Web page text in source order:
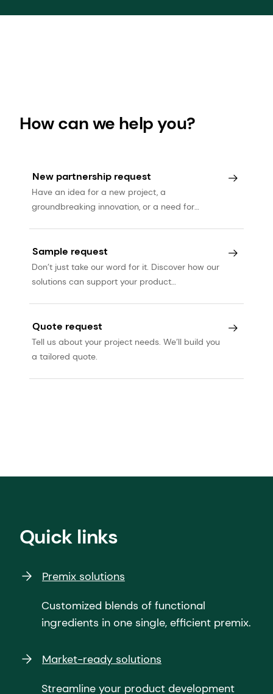
How can we help you?
New partnership request
Have an idea for a new project, a
groundbreaking innovation, or a need for
Sample request
Don’t just take our word for it. Discover how our
solutions can support your product
Quote request
Tell us about your project needs. We’ll build you
a tailored quote.
Quick links
Premix solutions
Customized blends of functional
ingredients in one single, efficient premix.
Market-ready solutions
Streamline your product development